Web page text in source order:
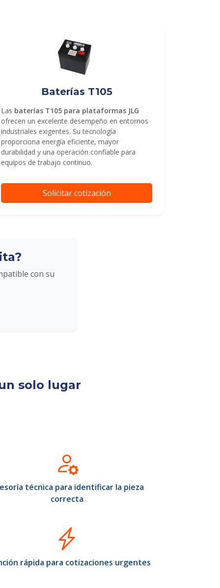
Baterías T105
Las baterías T105 para plataformas JLG
ofrecen un excelente desempeño en entornos
industriales exigentes. Su tecnología
proporciona energía eficiente, mayor
durabilidad y una operación confiable para
equipos de trabajo continuo.
Solicitar cotización
con su
solo lugar
técnica para identificar la pieza
correcta
rápida para cotizaciones urgentes